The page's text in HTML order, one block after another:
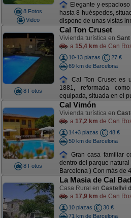
8 Fotos
Video
Elegante y
hasta 8 huéspedes,
dispone de unas vistas
8 Fotos
Cal Ton Cruset
Vivienda turística en
a 15,4 km de Can
10-13 plazas
27 €
69 km de Barcelona
Cal Ton Cruset es
1881, reformada
equipada, situada en el
8 Fotos
Cal Vimón
Vivienda turística en
a 17,2 km de Can
14+3 plazas
48 €
50 km de Barcelona
Gran casa familiar
dentro del parque
Barcelona ) Con más de
La Masia de Cal
Casa Rural en Castellvi
a 17,9 km de Can
10 plazas
30 €
71 km de Barcelona